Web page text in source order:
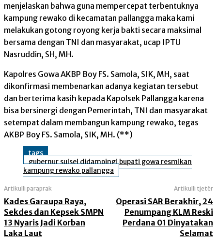
menjelaskan bahwa guna mempercepat terbentuknya
kampung rewako di kecamatan pallangga maka kami
melakukan gotong royong kerja bakti secara maksimal
bersama dengan TNI dan masyarakat, ucap IPTU
Nasruddin, SH, MH.
Kapolres Gowa AKBP Boy FS. Samola, SIK, MH, saat
dikonfirmasi membenarkan adanya kegiatan tersebut
dan berterima kasih kepada Kapolsek Pallangga karena
bisa bersinergi dengan Pemerintah, TNI dan masyarakat
setempat dalam membangun kampung rewako, tegas
AKBP Boy FS. Samola, SIK, MH. (**)
tags
gubernur sulsel didampingi bupati gowa resmikan
kampung rewako pallangga
Artikulli paraprak
Kades Garaupa Raya,
Sekdes dan Kepsek SMPN
13 Nyaris Jadi Korban
Laka Laut
Artikulli tjetër
Operasi SAR Berakhir, 24
Penumpang KLM Reski
Perdana 01 Dinyatakan
Selamat